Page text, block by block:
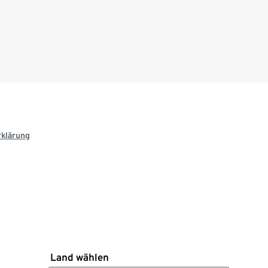
Land wählen